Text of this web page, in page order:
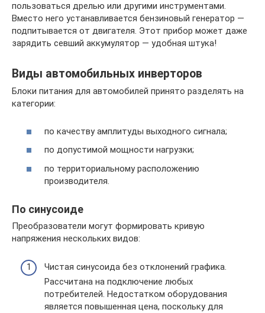
пользоваться дрелью или другими инструментами.
Вместо него устанавливается бензиновый генератор —
подпитывается от двигателя. Этот прибор может даже
зарядить севший аккумулятор — удобная штука!
Виды автомобильных инверторов
Блоки питания для автомобилей принято разделять на
категории:
по качеству амплитуды выходного сигнала;
по допустимой мощности нагрузки;
по территориальному расположению
производителя.
По синусоиде
Преобразователи могут формировать кривую
напряжения нескольких видов:
Чистая синусоида без отклонений графика.
Рассчитана на подключение любых
потребителей. Недостатком оборудования
является повышенная цена, поскольку для